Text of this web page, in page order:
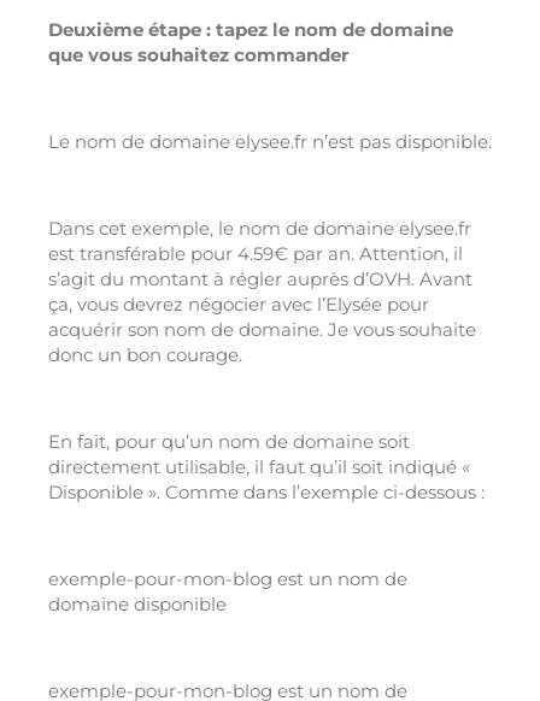
Deuxième étape : tapez le nom de domaine
que vous souhaitez commander
Le nom de domaine elysee.fr n’est pas disponible.
Dans cet exemple, le nom de domaine elysee.fr
est transférable pour 4.59€ par an. Attention, il
s’agit du montant à régler auprès d’OVH. Avant
ça, vous devrez négocier avec l’Elysée pour
acquérir son nom de domaine. Je vous souhaite
donc un bon courage.
En fait, pour qu’un nom de domaine soit
directement utilisable, il faut qu’il soit indiqué «
Disponible ». Comme dans l’exemple ci-dessous :
exemple-pour-mon-blog est un nom de
domaine disponible
exemple-pour-mon-blog est un nom de